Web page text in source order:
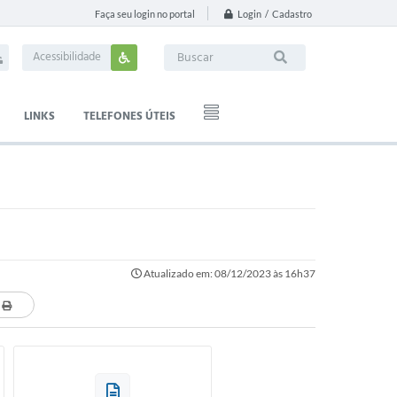
Faça seu login no portal Login / Cadastro
Acessibilidade
LINKS TELEFONES ÚTEIS
Atualizado em: 08/12/2023 às 16h37